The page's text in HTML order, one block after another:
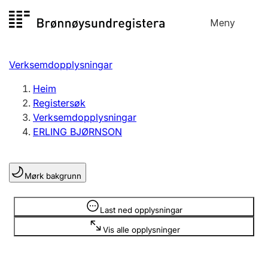
til
Meny
Registersøk
Aksjeselskap
Enkeltpersonføretak
Registrere, endre, slette
Lag og foreining
Registrere, endre, slette
Verksemdopplysningar
Heim
Registersøk
Verksemdopplysningar
ERLING BJØRNSON
Mørk bakgrunn
Last ned opplysningar
Vis alle opplysninger
Opplysninger er skjult